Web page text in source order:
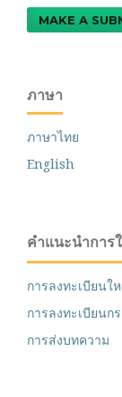
MAKE A
ภาษา
ภาษาไทย
English
คำแนะนำการ
การลงทะเบียนใ
การลงทะเบียน
การส่งบทความ